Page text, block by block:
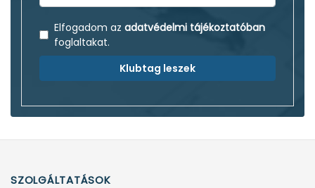
Elfogadom az adatvédelmi tájékoztatóban
foglaltakat.
Klubtag leszek
SZOLGÁLTATÁSOK